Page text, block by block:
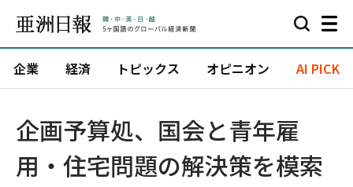
企業 経済 トピックス オピニオン AI PICK
企画予算処、国会と青年雇
用・住宅問題の解決策を模索